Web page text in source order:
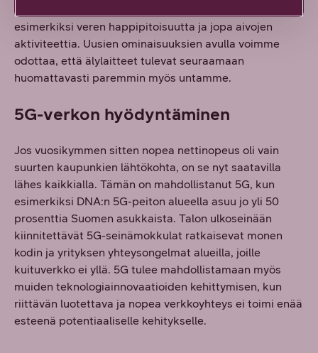
mittaa pelkästään pulssia ja liikettä, vaan myös
esimerkiksi veren happipitoisuutta ja jopa aivojen
aktiviteettia. Uusien ominaisuuksien avulla voimme
odottaa, että älylaitteet tulevat seuraamaan
huomattavasti paremmin myös untamme.
5G-verkon hyödyntäminen
Jos vuosikymmen sitten nopea nettinopeus oli vain
suurten kaupunkien lähtökohta, on se nyt saatavilla
lähes kaikkialla. Tämän on mahdollistanut 5G, kun
esimerkiksi DNA:n 5G-peiton alueella asuu jo yli 50
prosenttia Suomen asukkaista. Talon ulkoseinään
kiinnitettävät 5G-seinämokkulat ratkaisevat monen
kodin ja yrityksen yhteysongelmat alueilla, joille
kuituverkko ei yllä. 5G tulee mahdollistamaan myös
muiden teknologiainnovaatioiden kehittymisen, kun
riittävän luotettava ja nopea verkkoyhteys ei toimi enää
esteenä potentiaaliselle kehitykselle.